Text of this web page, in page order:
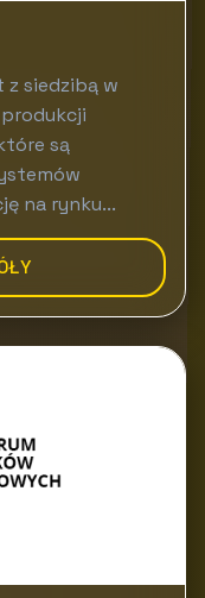
siedzibą w
są
na rynku...